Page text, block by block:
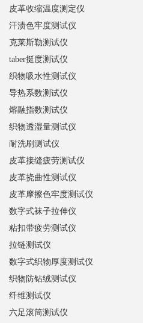
皮革收缩温度测定仪
汗渍色牢度测试仪
克莱斯勒测试仪
taber挺度测试仪
织物吸水性测试仪
导热系数测试仪
熔融指数测试仪
织物透湿量测试仪
耐洗刷测试仪
皮革接缝疲劳测试仪
皮革挠曲性测试仪
皮革摩擦色牢度测试仪
数字式袜子拉伸仪
粘扣带疲劳测试仪
拉链测试仪
数字式织物厚度测试仪
织物防钻绒测试仪
纤维测试仪
六足滚筒测试仪